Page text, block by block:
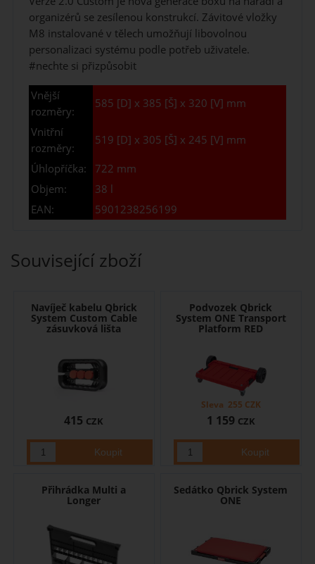
organizérů se zesílenou konstrukcí. Závitové vložky
M8 instalované v tělech umožňují libovolnou
personalizaci systému podle potřeb uživatele.
#nechte si přizpůsobit
Vnější
rozměry:
585 [D] x 385 [Š] x 320 [V] mm
Vnitřní
rozměry:
519 [D] x 305 [Š] x 245 [V] mm
Úhlopříčka:
722 mm
Objem:
38 l
EAN:
5901238256199
Související zboží
Navíječ kabelu Qbrick
System Custom Cable
zásuvková lišta
415 CZK
Podvozek Qbrick
System ONE Transport
Platform RED
1 159 CZK
Sleva 255 CZK
Přihrádka Multi a
Longer
Sedátko Qbrick System
ONE